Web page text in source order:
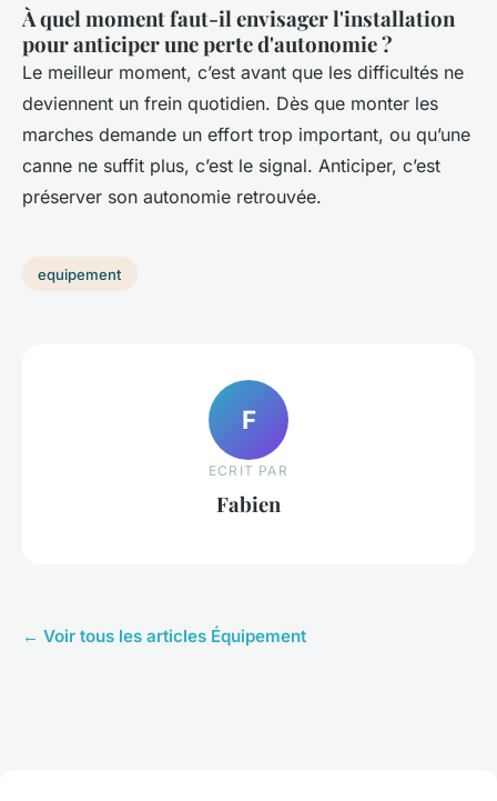
À quel moment faut-il envisager l'installation
pour anticiper une perte d'autonomie ?
Le meilleur moment, c’est avant que les difficultés ne
deviennent un frein quotidien. Dès que monter les
marches demande un effort trop important, ou qu’une
canne ne suffit plus, c’est le signal. Anticiper, c’est
préserver son autonomie retrouvée.
equipement
F
ECRIT PAR
Fabien
← Voir tous les articles Équipement